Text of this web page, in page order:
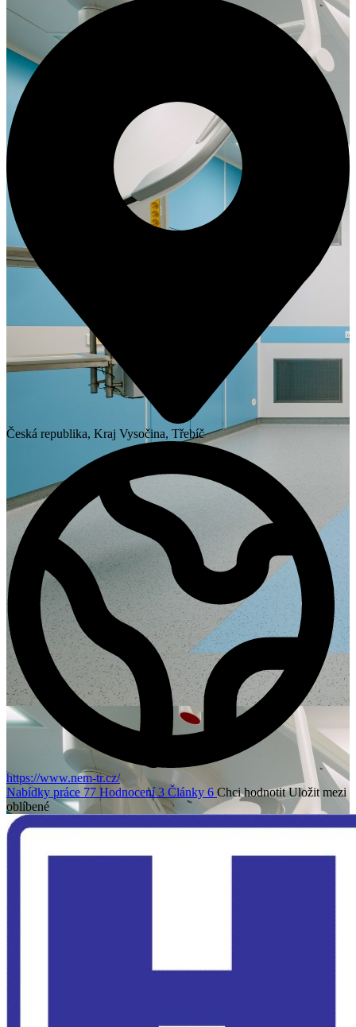
Česká republika, Kraj Vysočina, Třebíč
https://www.nem-tr.cz/
Nabídky práce 77 Hodnocení3 Články 6 Chci hodnotitUložit mezi
oblíbené